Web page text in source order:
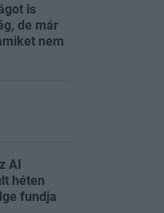
is
de már
nem
AI
héten
fundja